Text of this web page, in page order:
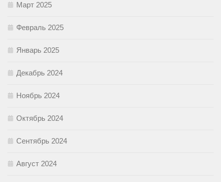
Март 2025
Февраль 2025
Январь 2025
Декабрь 2024
Ноябрь 2024
Октябрь 2024
Сентябрь 2024
Август 2024